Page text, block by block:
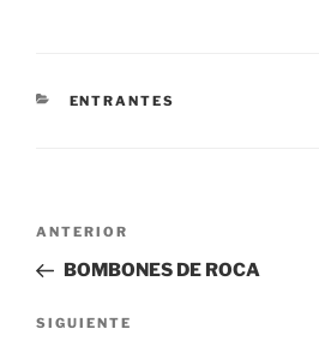
CATEGORÍAS
ENTRANTES
Navegación
entradas
Entrada
anterior:
ANTERIOR
BOMBONES DE ROCA
Siguiente
SIGUIENTE